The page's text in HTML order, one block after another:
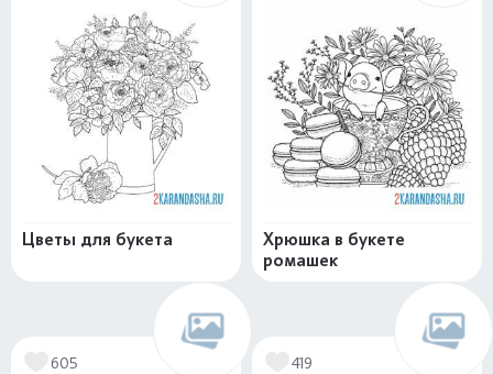
Цветы для букета
Хрюшка в букете
ромашек
605 419